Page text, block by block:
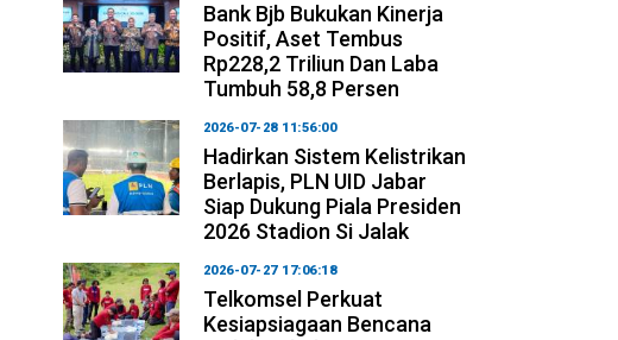
Bank Bjb Bukukan Kinerja
Positif, Aset Tembus
Rp228,2 Triliun Dan Laba
Tumbuh 58,8 Persen
2026-07-28 11:56:00
Hadirkan Sistem Kelistrikan
Berlapis, PLN UID Jabar
Siap Dukung Piala Presiden
2026 Stadion Si Jalak
2026-07-27 17:06:18
Telkomsel Perkuat
Kesiapsiagaan Bencana